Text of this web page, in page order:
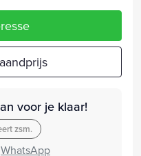
voor je klaar!
zsm.
WhatsApp